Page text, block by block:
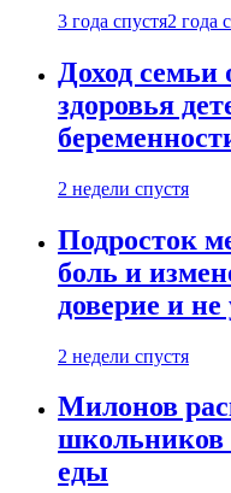
3 года спустя2 года
Доход семьи
здоровья
2 недели спустя
Подросток
боль и
доверие и
2 недели спустя
Милонов
школьников
еды